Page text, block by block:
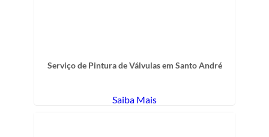
Serviço de Pintura de Válvulas em Santo André
Saiba Mais